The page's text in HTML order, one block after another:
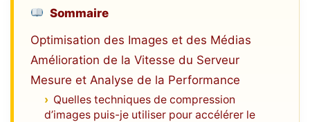
Sommaire
Optimisation des Images et des Médias
Amélioration de la Vitesse du Serveur
Mesure et Analyse de la Performance
Quelles techniques de compression
d’images puis-je utiliser pour accélérer le